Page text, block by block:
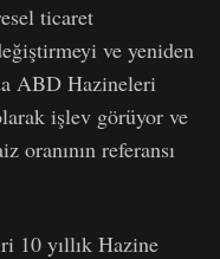
ticaret
ve yeniden
ABD Hazineleri
işlev görüyor ve
oranının referansı
10 yıllık Hazine